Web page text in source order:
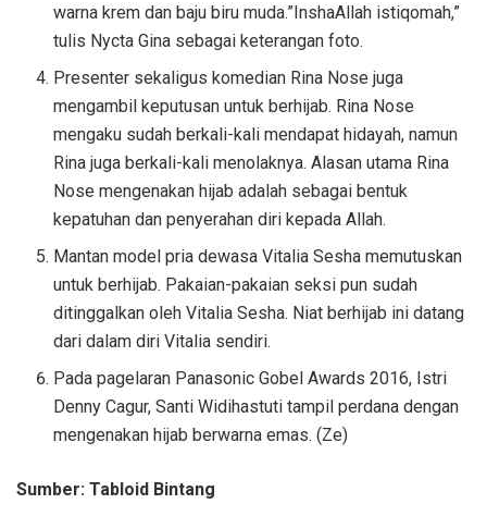
warna krem dan baju biru muda.”InshaAllah istiqomah,”
tulis Nycta Gina sebagai keterangan foto.
Presenter sekaligus komedian Rina Nose juga
mengambil keputusan untuk berhijab. Rina Nose
mengaku sudah berkali-kali mendapat hidayah, namun
Rina juga berkali-kali menolaknya. Alasan utama Rina
Nose mengenakan hijab adalah sebagai bentuk
kepatuhan dan penyerahan diri kepada Allah.
Mantan model pria dewasa Vitalia Sesha memutuskan
untuk berhijab. Pakaian-pakaian seksi pun sudah
ditinggalkan oleh Vitalia Sesha. Niat berhijab ini datang
dari dalam diri Vitalia sendiri.
Pada pagelaran Panasonic Gobel Awards 2016, Istri
Denny Cagur, Santi Widihastuti tampil perdana dengan
mengenakan hijab berwarna emas. (Ze)
Sumber: Tabloid Bintang